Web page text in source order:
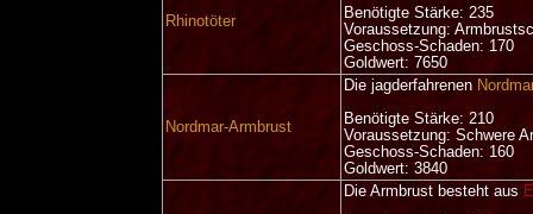
Rhinotöter
Benötigte Stärke: 235
Voraussetzung:
Geschoss-Schaden: 170
Goldwert: 7650
Nordmar-Armbrust
Die jagderfahrenen
Benötigte Stärke: 210
Voraussetzung: Schwere
Geschoss-Schaden: 160
Goldwert: 3840
Die Armbrust besteht aus